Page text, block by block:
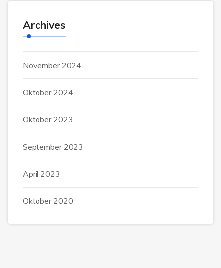
Archives
November 2024
Oktober 2024
Oktober 2023
September 2023
April 2023
Oktober 2020